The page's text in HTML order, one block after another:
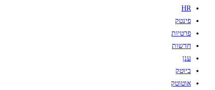
HR
פינטק
פרטיות
חדשות
ענן
ביוטק
אוטוטק